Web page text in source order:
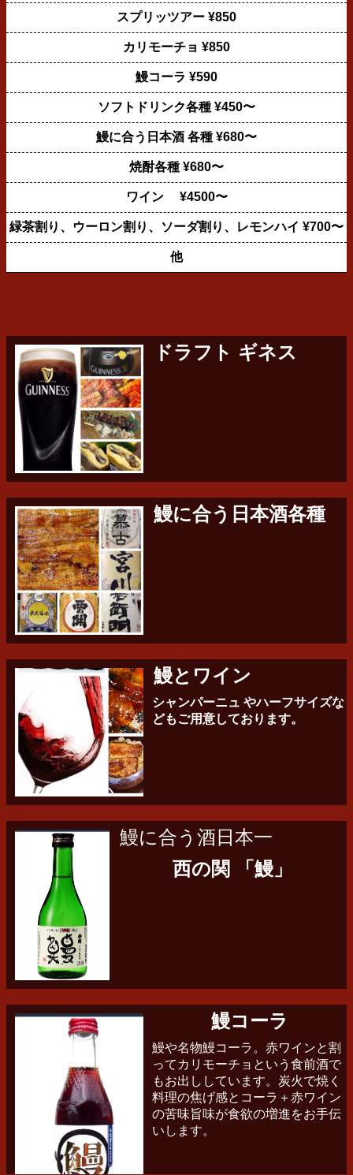
スプリッツアー ¥850
カリモーチョ ¥850
鰻コーラ ¥590
ソフトドリンク各種 ¥450〜
鰻に合う日本酒 各種 ¥680〜
焼酎各種 ¥680〜
ワイン ¥4500〜
緑茶割り、ウーロン割り、ソーダ割り、レモンハイ ¥700〜
他
ドラフト ギネス
鰻に合う日本酒各種
鰻とワイン
シャンパーニュ やハーフサイズな
どもご用意しております。
鰻に合う酒日本一
西の関 「鰻」
鰻コーラ
鰻や名物鰻コーラ。赤ワインと割
ってカリモーチョという食前酒で
もお出ししています。炭火で焼く
料理の焦げ感とコーラ＋赤ワイン
の苦味旨味が食欲の増進をお手伝
いします。